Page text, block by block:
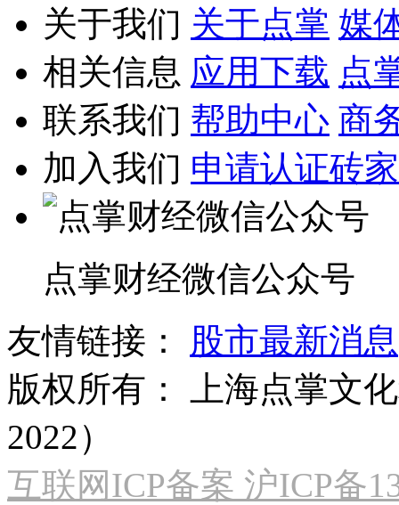
关于我们 关于点掌 媒
相关信息 应用下载 点
联系我们 帮助中心 商
加入我们 申请认证砖家
点掌财经微信公众号
友情链接：
股市最新消息
版权所有：
上海点掌文
2022）
互联网ICP备案 沪ICP备